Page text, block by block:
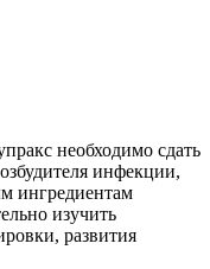
необходимо сдать
инфекции,
ингредиентам
изучить
развития